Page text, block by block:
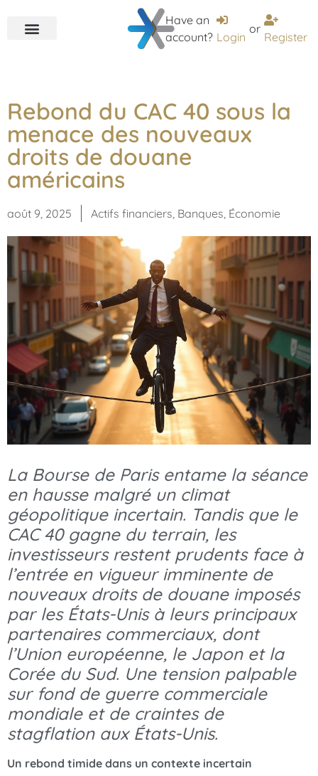
Have an
account? Login
or
Register
Rebond du CAC 40 sous la
menace des nouveaux
droits de douane
américains
août 9, 2025 Actifs financiers Banques Économie
La Bourse de Paris entame la séance
en hausse malgré un climat
géopolitique incertain. Tandis que le
CAC 40 gagne du terrain, les
investisseurs restent prudents face à
l’entrée en vigueur imminente de
nouveaux droits de douane imposés
par les États-Unis à leurs principaux
partenaires commerciaux, dont
l’Union européenne, le Japon et la
Corée du Sud. Une tension palpable
sur fond de guerre commerciale
mondiale et de craintes de
stagflation aux États-Unis.
Un rebond timide dans un contexte incertain